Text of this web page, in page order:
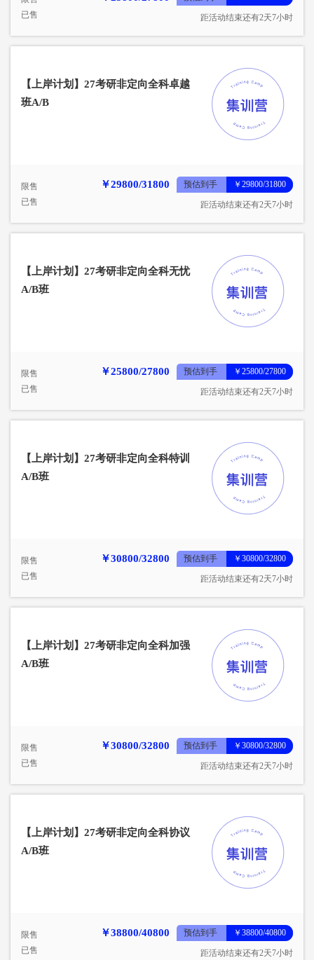
已售
距活动结束还有2天7小时
【上岸计划】27考研非定向全科卓越
班A/B
限售
已售
￥29800/31800 预估到手 ￥29800/31800
距活动结束还有2天7小时
【上岸计划】27考研非定向全科无忧
A/B班
限售
已售
￥25800/27800 预估到手 ￥25800/27800
距活动结束还有2天7小时
【上岸计划】27考研非定向全科特训
A/B班
限售
已售
￥30800/32800 预估到手 ￥30800/32800
距活动结束还有2天7小时
【上岸计划】27考研非定向全科加强
A/B班
限售
已售
￥30800/32800 预估到手 ￥30800/32800
距活动结束还有2天7小时
【上岸计划】27考研非定向全科协议
A/B班
限售
已售
￥38800/40800 预估到手 ￥38800/40800
距活动结束还有2天7小时